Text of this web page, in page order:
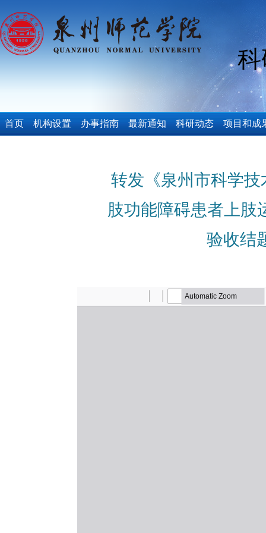
首页 机构设置 办事指南 最新通知 科研动态 项目和成
转发《泉州市科学
肢功能障碍患者上肢
验收结